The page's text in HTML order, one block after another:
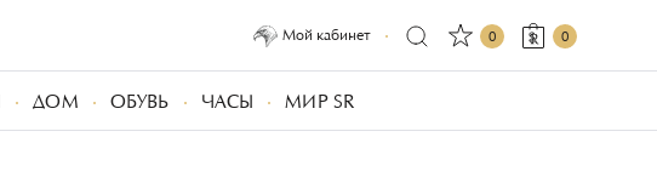
Мой кабинет 0 0
ДОМ ОБУВЬ ЧАСЫ МИР SR